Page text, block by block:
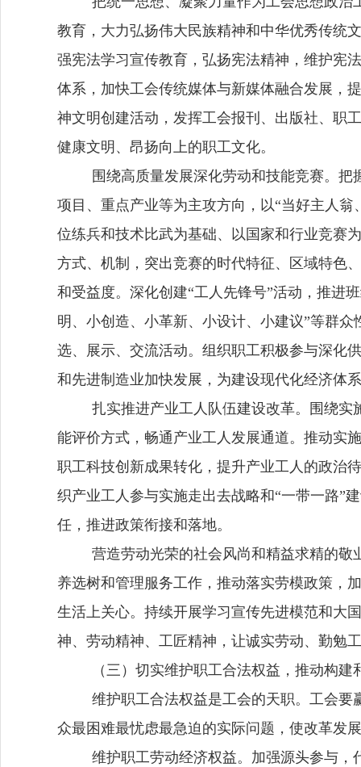
教育， 大力弘扬伟大民族精神和中华优秀传统
强宪法学习宣传教育，弘扬宪法精神，维护宪
体系，加快工会传统媒体与新媒体融合发展，
神文明创建活动，发挥工会报刊、出版社、职
健康文明、昂扬向上的职工文化。
围绕高质量发展深化劳动和技能竞赛。
项目、重点产业等为主攻方向，以“当好主人翁
位练兵和技术比武为基础、以国家和行业竞赛
方式、机制，突出竞赛的时代特征、区域特色
和受益度。深化创建“工人先锋号”活动， 推进
明、小创造、小革新、小设计、小建议”等群
选、展示、交流活动。 组织职工积极参与深化
和先进制造业加快发展，为建设现代化经济体
扎实推进产业工人队伍建设改革。围绕实
能评价方式，畅通产业工人发展通道。推动实
职工科技创新成果转化，提升产业工人的政治
织产业工人参与实施走出去战略和“一带一路”
任，推进政策衔接和落地。
营造劳动光荣的社会风尚和精益求精的敬
养选树和管理服务工作，推动落实劳模政策，
生活上关心。持续开展学习宣传先进模范和大
神、劳动精神、工匠精神，让诚实劳动、勤勉
（三）切实维护职工合法权益，推动构建
维护职工合法权益是工会的天职。工会要
众最困难最忧虑最急迫的实际问题，使改革发
维护职工劳动经济权益。 加强源头参与，